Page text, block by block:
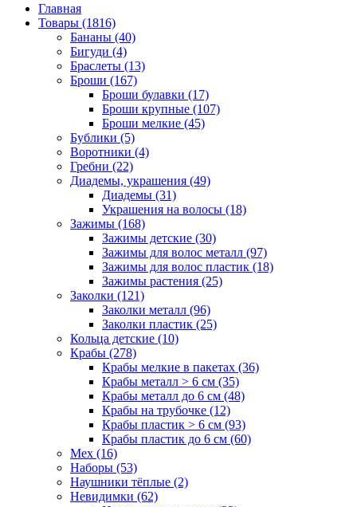
Главная
Товары (1816)
Бананы (40)
Бигуди (4)
Браслеты (13)
Броши (167)
Броши булавки (17)
Броши крупные (107)
Броши мелкие (45)
Бублики (5)
Воротники (4)
Гребни (22)
Диадемы, украшения (49)
Диадемы (31)
Украшения на волосы (18)
Зажимы (168)
Зажимы детские (30)
Зажимы для волос металл (97)
Зажимы для волос пластик (18)
Зажимы растения (25)
Заколки (121)
Заколки металл (96)
Заколки пластик (25)
Кольца детские (10)
Крабы (278)
Крабы мелкие в пакетах (36)
Крабы металл > 6 см (35)
Крабы металл до 6 см (48)
Крабы на трубочке (12)
Крабы пластик > 6 см (93)
Крабы пластик до 6 см (60)
Мех (16)
Наборы (53)
Наушники тёплые (2)
Невидимки (62)